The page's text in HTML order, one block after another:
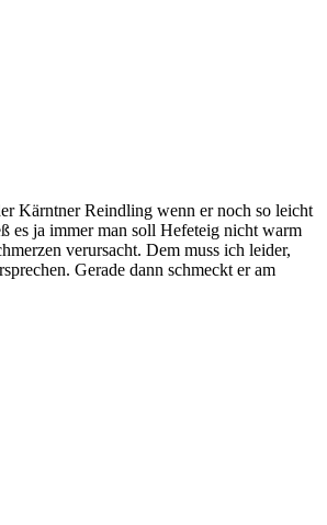
Kärntner Reindling wenn er noch so leicht
es ja immer man soll Hefeteig nicht warm
verursacht. Dem muss ich leider,
Gerade dann schmeckt er am